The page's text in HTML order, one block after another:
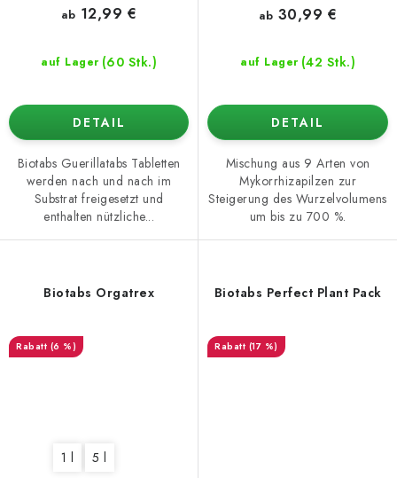
auf Lager (60 Stk.)
ab 12,99 €
DETAIL
Biotabs Guerillatabs Tabletten
werden nach und nach im
Substrat freigesetzt und
enthalten nützliche...
auf Lager (42 Stk.)
ab 30,99 €
DETAIL
Mischung aus 9 Arten von
Mykorrhizapilzen zur
Steigerung des Wurzelvolumens
um bis zu 700 %.
Biotabs Orgatrex
(6 %)
1 l 5 l
Biotabs Perfect Plant Pack
(17 %)